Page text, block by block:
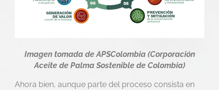
Imagen tomada de APSColombia (Corporación
Aceite de Palma Sostenible de Colombia)
Ahora bien, aunque parte del proceso consista en